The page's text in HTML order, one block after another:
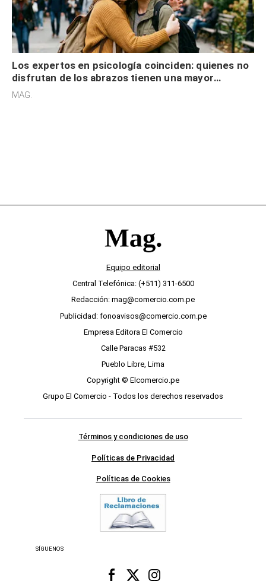
Los expertos en psicología coinciden: quienes no
disfrutan de los abrazos tienen una mayor
sensibilidad a los estímulos físicos y no es por
MAG.
Equipo editorial
Central Telefónica: (+511) 311-6500
Redacción: mag@comercio.com.pe
Publicidad: fonoavisos@comercio.com.pe
Empresa Editora El Comercio
Calle Paracas #532
Pueblo Libre, Lima
Copyright © Elcomercio.pe
Grupo El Comercio - Todos los derechos reservados
Términos y condiciones de uso
Políticas de Privacidad
Políticas de Cookies
SÍGUENOS